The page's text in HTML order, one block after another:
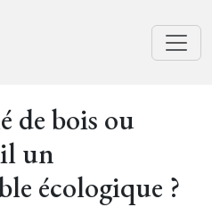
de bois ou
un
écologique ?